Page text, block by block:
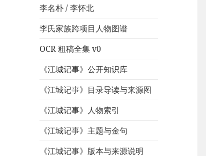
李名朴 / 李怀北
李氏家族跨项目人物图谱
OCR 粗稿全集 v0
《江城记事》公开知识库
《江城记事》目录导读与来源图
《江城记事》人物索引
《江城记事》主题与金句
《江城记事》版本与来源说明